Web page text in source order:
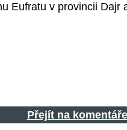
Eufratu v provincii Dajr
Přejít na komentáře